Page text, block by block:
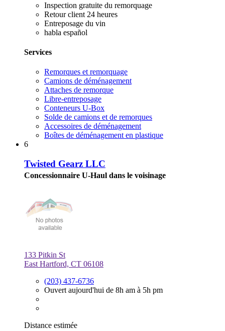
Inspection gratuite du remorquage
Retour client 24 heures
Entreposage du vin
habla español
Services
Remorques et remorquage
Camions de déménagement
Attaches de remorque
Libre-entreposage
Conteneurs U-Box
Solde de camions et de remorques
Accessoires de déménagement
Boîtes de déménagement en plastique
6
Twisted Gearz LLC
Concessionnaire U-Haul dans le voisinage
133 Pitkin St
East Hartford, CT 06108
(203) 437-6736
Ouvert aujourd'hui de 8h am à 5h pm
Distance estimée